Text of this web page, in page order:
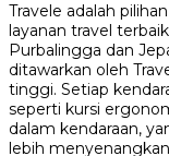
Travele adalah
layanan travel
Purbalingga dan
ditawarkan oleh
tinggi. Setiap
seperti kursi
dalam kendaraan,
lebih